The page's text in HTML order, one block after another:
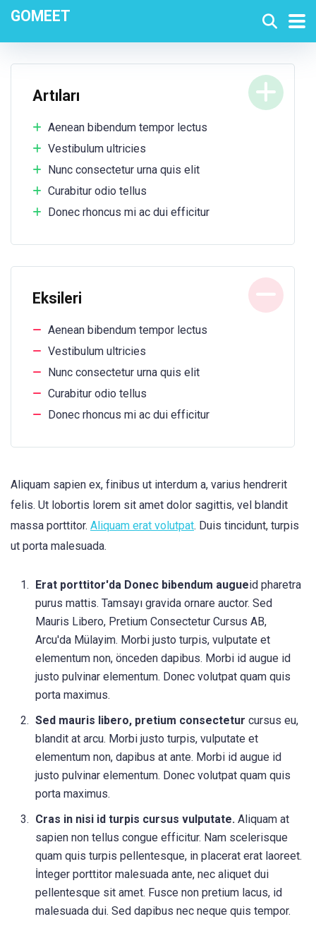
GOMEET
Artıları
Aenean bibendum tempor lectus
Vestibulum ultricies
Nunc consectetur urna quis elit
Curabitur odio tellus
Donec rhoncus mi ac dui efficitur
Eksileri
Aenean bibendum tempor lectus
Vestibulum ultricies
Nunc consectetur urna quis elit
Curabitur odio tellus
Donec rhoncus mi ac dui efficitur
Aliquam sapien ex, finibus ut interdum a, varius hendrerit
felis. Ut lobortis lorem sit amet dolor sagittis, vel blandit
massa porttitor. Aliquam erat volutpat. Duis tincidunt, turpis
ut porta malesuada.
Erat porttitor'da Donec bibendum augueid pharetra
purus mattis. Tamsayı gravida ornare auctor. Sed
Mauris Libero, Pretium Consectetur Cursus AB,
Arcu'da Mülayim. Morbi justo turpis, vulputate et
elementum non, önceden dapibus. Morbi id augue id
justo pulvinar elementum. Donec volutpat quam quis
porta maximus.
Sed mauris libero, pretium consectetur cursus eu,
blandit at arcu. Morbi justo turpis, vulputate et
elementum non, dapibus at ante. Morbi id augue id
justo pulvinar elementum. Donec volutpat quam quis
porta maximus.
Cras in nisi id turpis cursus vulputate. Aliquam at
sapien non tellus congue efficitur. Nam scelerisque
quam quis turpis pellentesque, in placerat erat laoreet.
İnteger porttitor malesuada ante, nec aliquet dui
pellentesque sit amet. Fusce non pretium lacus, id
malesuada dui. Sed dapibus nec neque quis tempor.